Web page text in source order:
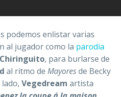
podemos enlistar varias
al jugador como la parodia
, para burlarse de
al ritmo de Mayoresde Becky
Vegedream artista